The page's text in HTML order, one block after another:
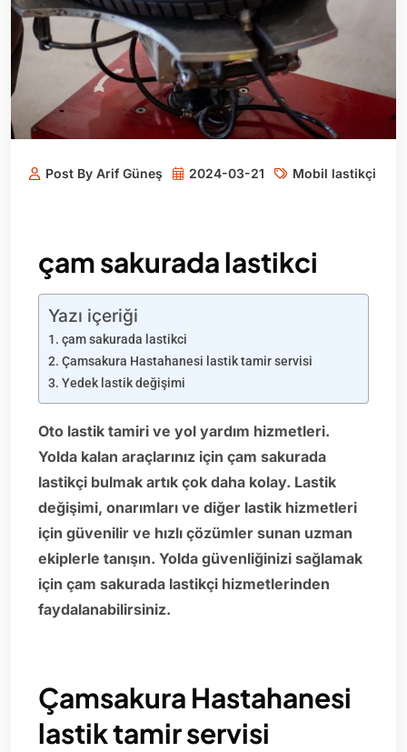
Post By Arif Güneş 2024-03-21 Mobil lastikçi
çam sakurada lastikci
Yazı içeriği
çam sakurada lastikci
Çamsakura Hastahanesi lastik tamir servisi
Yedek lastik değişimi
Oto lastik tamiri ve yol yardım hizmetleri.
Yolda kalan araçlarınız için çam sakurada
lastikçi bulmak artık çok daha kolay. Lastik
değişimi, onarımları ve diğer lastik hizmetleri
için güvenilir ve hızlı çözümler sunan uzman
ekiplerle tanışın. Yolda güvenliğinizi sağlamak
için çam sakurada lastikçi hizmetlerinden
faydalanabilirsiniz.
Çamsakura Hastahanesi
lastik tamir servisi